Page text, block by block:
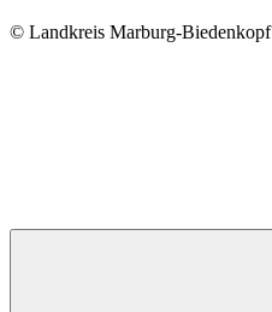
© Landkreis Marburg-Biedenkopf